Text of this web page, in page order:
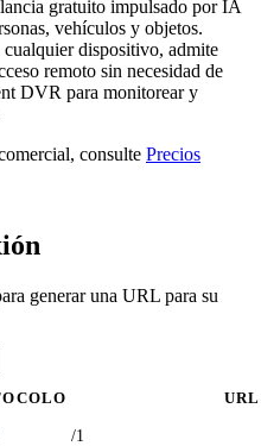
gratuito impulsado por IA
vehículos y objetos.
dispositivo, admite
remoto sin necesidad de
DVR para monitorear y
consulte Precios
generar una URL para su
URL
/1